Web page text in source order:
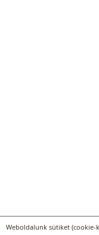
Weboldalunk sütiket (cookie-